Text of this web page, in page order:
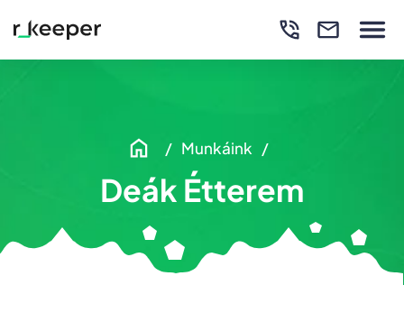
Munkáink
Deák Étterem